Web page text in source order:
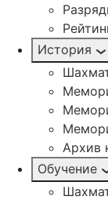
История
Архив
Обучение